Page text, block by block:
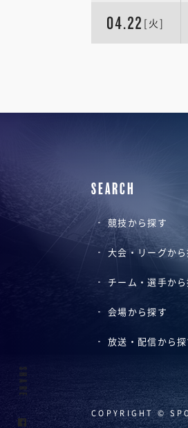
04.22 [火]
SEARCH
競技から探す
大会・リーグか
チーム・選手か
会場から探す
放送・配信から探
COPYRIGHT ©
SHARE